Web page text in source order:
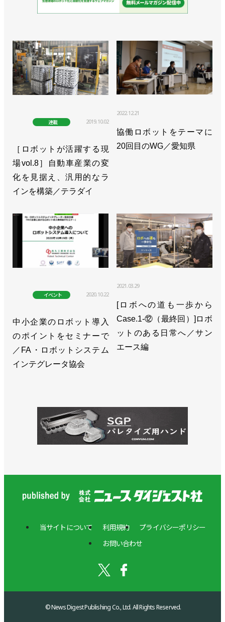
連載 2019.10.02
［ロボットが活躍する現
場vol.8］自動車産業の変
化を見据え、汎用的なラ
インを構築／テラダイ
2022.12.21
協働ロボットをテーマに
20回目のWG／愛知県
イベント 2020.10.22
中小企業のロボット導入
のポイントをセミナーで
／FA・ロボットシステム
インテグレータ協会
2021.03.29
[ロボへの道も一歩から
Case.1-⑫（最終回）]ロボ
ットのある日常へ／サン
エース編
当サイトについて 利用規約
プライバシーポリシー
お問い合わせ
© News Digest Publishing Co., Ltd. All Rights Reserved.